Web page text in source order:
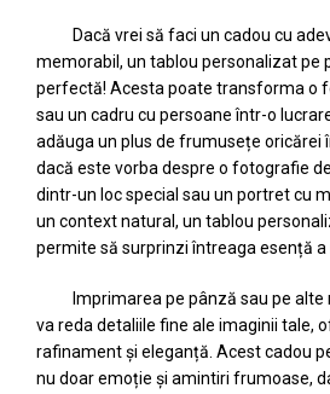
Dacă vrei să faci un cadou cu
memorabil, un tablou personalizat pe
perfectă! Acesta poate transforma o
sau un cadru cu persoane într-o
adăuga un plus de frumusețe oricărei
dacă este vorba despre o fotografie
dintr-un loc special sau un portret cu
un context natural, un tablou
permite să surprinzi întreaga esență a
Imprimarea pe pânză sau pe
va reda detaliile fine ale imaginii tale,
rafinament și eleganță. Acest cadou
nu doar emoție și amintiri frumoase,